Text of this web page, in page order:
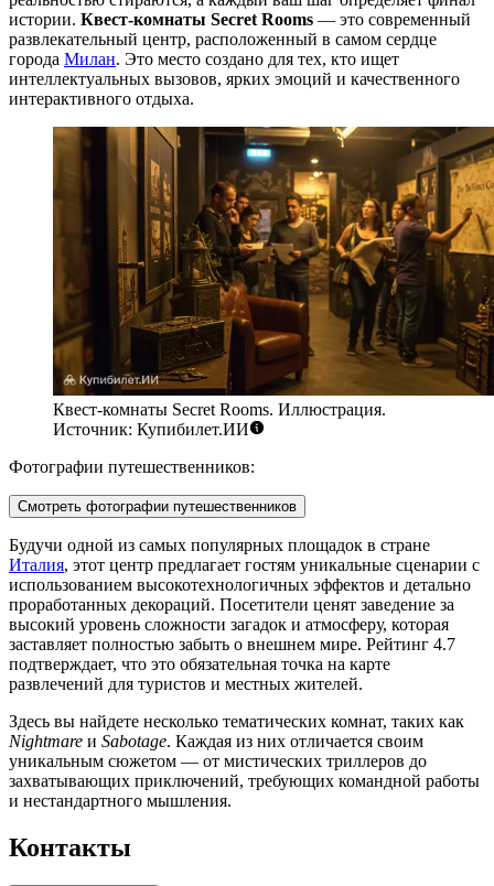
истории. Квест-комнаты Secret Rooms — это современный
развлекательный центр, расположенный в самом сердце
города Милан. Это место создано для тех, кто ищет
интеллектуальных вызовов, ярких эмоций и качественного
интерактивного отдыха.
Квест-комнаты Secret Rooms. Иллюстрация.
Источник: Купибилет.ИИ
Фотографии путешественников:
Смотреть фотографии путешественников
Будучи одной из самых популярных площадок в стране
Италия, этот центр предлагает гостям уникальные сценарии с
использованием высокотехнологичных эффектов и детально
проработанных декораций. Посетители ценят заведение за
высокий уровень сложности загадок и атмосферу, которая
заставляет полностью забыть о внешнем мире. Рейтинг 4.7
подтверждает, что это обязательная точка на карте
развлечений для туристов и местных жителей.
Здесь вы найдете несколько тематических комнат, таких как
Nightmare и Sabotage. Каждая из них отличается своим
уникальным сюжетом — от мистических триллеров до
захватывающих приключений, требующих командной работы
и нестандартного мышления.
Контакты